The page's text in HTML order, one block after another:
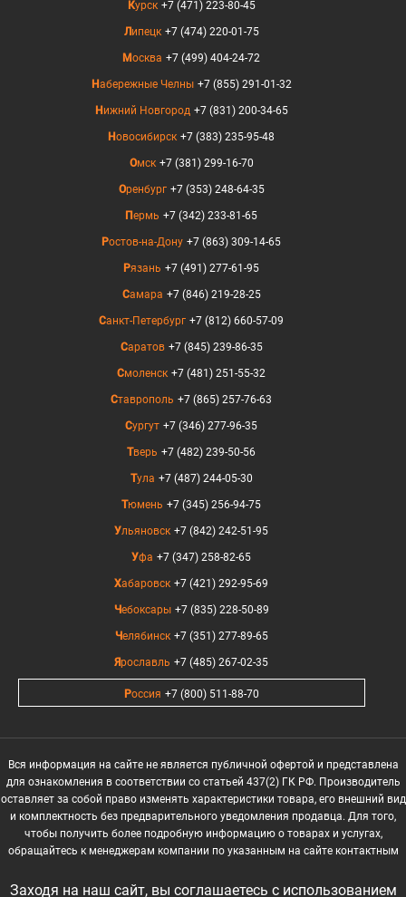
Курск +7 (471) 223-80-45
Липецк +7 (474) 220-01-75
Москва +7 (499) 404-24-72
Набережные Челны +7 (855) 291-01-32
Нижний Новгород +7 (831) 200-34-65
Новосибирск +7 (383) 235-95-48
Омск +7 (381) 299-16-70
Оренбург +7 (353) 248-64-35
Пермь +7 (342) 233-81-65
Ростов-на-Дону +7 (863) 309-14-65
Рязань +7 (491) 277-61-95
Самара +7 (846) 219-28-25
Санкт-Петербург +7 (812) 660-57-09
Саратов +7 (845) 239-86-35
Смоленск +7 (481) 251-55-32
Ставрополь +7 (865) 257-76-63
Сургут +7 (346) 277-96-35
Тверь +7 (482) 239-50-56
Тула +7 (487) 244-05-30
Тюмень +7 (345) 256-94-75
Ульяновск +7 (842) 242-51-95
Уфа +7 (347) 258-82-65
Хабаровск +7 (421) 292-95-69
Чебоксары +7 (835) 228-50-89
Челябинск +7 (351) 277-89-65
Ярославль +7 (485) 267-02-35
Россия +7 (800) 511-88-70
Вся информация на сайте не является публичной офертой и представлена
для ознакомления в соответствии со статьей 437(2) ГК РФ. Производитель
оставляет за собой право изменять характеристики товара, его внешний вид
и комплектность без предварительного уведомления продавца. Для того,
чтобы получить более подробную информацию о товарах и услугах,
обращайтесь к менеджерам компании по указанным на сайте контактным
© 2017-2026 ООО "Прогрессивные решения": fci, inprime, inprime mx, invent,
Заходя на наш сайт, вы соглашаетесь с использованием